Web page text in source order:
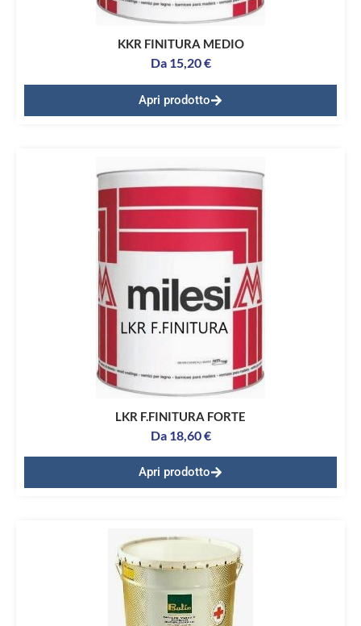
KKR FINITURA MEDIO
Da 15,20€
Apri prodotto
LKR F.FINITURA FORTE
Da 18,60€
Apri prodotto